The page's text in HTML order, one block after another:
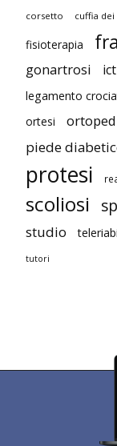
corsetto cuffia
fisioterapia
gonartrosi
legamento
ortesi
piede
protesi
scoliosi
studio
tutori